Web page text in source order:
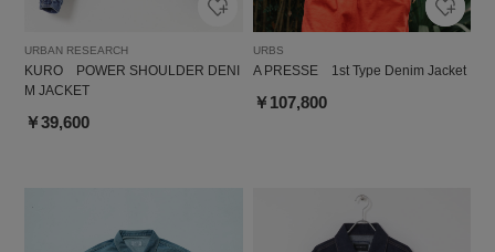
URBAN RESEARCH
KURO POWER SHOULDER DENI
M JACKET
￥39,600
URBS
A PRESSE 1st Type Denim Jacket
￥107,800